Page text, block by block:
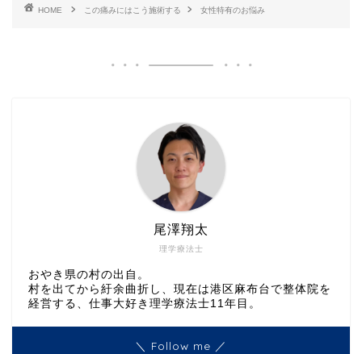
HOME この痛みにはこう施術する 女性特有のお悩み
理学療法士
尾澤翔太
おやき県の村の出自。
村を出てから紆余曲折し、現在は港区麻布台で整体院を
経営する、仕事大好き理学療法士11年目。
＼ Follow me ／